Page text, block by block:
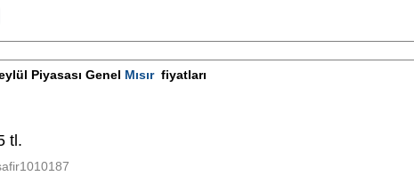
Piyasası Genel Mısırfiyatları
tl.